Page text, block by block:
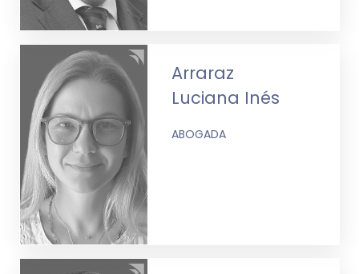
Arraraz
Luciana Inés
ABOGADA